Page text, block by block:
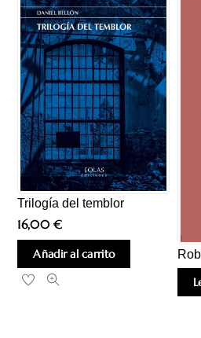
Trilogía del temblor
16,00€
Añadir al carrito